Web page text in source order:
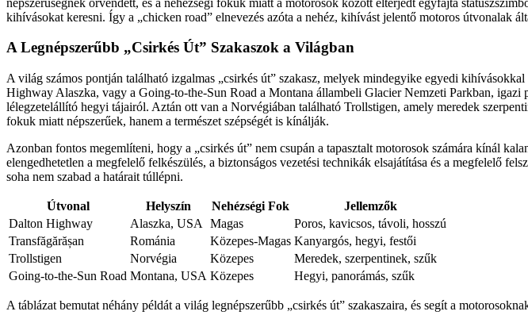
kihívásokat keresni. Így a „chicken road” elnevezés azóta a nehéz, kihívást jelentő motoros útvonalak
A Legnépszerűbb „Csirkés Út” Szakaszok a Világban
A világ számos pontján található izgalmas „csirkés út” szakasz, melyek mindegyike egyedi
Highway Alaszka, vagy a Going-to-the-Sun Road a Montana állambeli Glacier Nemzeti Parkban, igazi
lélegzetelállító hegyi tájairól. Aztán ott van a Norvégiában található Trollstigen, amely meredek
fokuk miatt népszerűek, hanem a természet szépségét is kínálják.
Azonban fontos megemlíteni, hogy a „csirkés út” nem csupán a tapasztalt motorosok számára kínál
elengedhetetlen a megfelelő felkészülés, a biztonságos vezetési technikák elsajátítása és a megfelelő
soha nem szabad a határait túllépni.
Útvonal Helyszín Nehézségi Fok
Jellemzők
Dalton Highway
Alaszka, USA Magas
Poros, kavicsos, távoli, hosszú
Transfăgărășan
Románia Közepes-Magas Kanyargós, hegyi, festői
Trollstigen
Norvégia Közepes
Meredek, szerpentinek, szűk
Going-to-the-Sun Road Montana, USA Közepes Hegyi, panorámás, szűk
A táblázat bemutat néhány példát a világ legnépszerűbb „csirkés út” szakaszaira, és segít a